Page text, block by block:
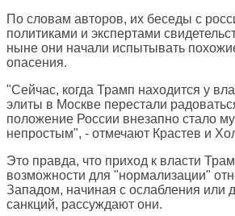
По словам авторов, их беседы с
политиками и экспертами
ныне они начали испытывать
опасения.
"Сейчас, когда Трамп находится у
элиты в Москве перестали
положение России внезапно стало
непростым", - отмечают Крастев и
Это правда, что приход к власти
возможности для "нормализации"
Западом, начиная с ослабления или
санкций, рассуждают они.